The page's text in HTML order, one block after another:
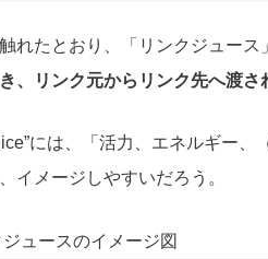
れたとおり、「リンクジュース
、リンク元からリンク先へ渡さ
には、「活力、エネルギー
イメージしやすいだろう。
ュースのイメージ図